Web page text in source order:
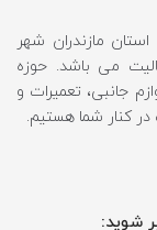
مازندران شهر
می باشد. حوزه
جانبی، تعمیرات و
کنار شما هستیم.
شوید: